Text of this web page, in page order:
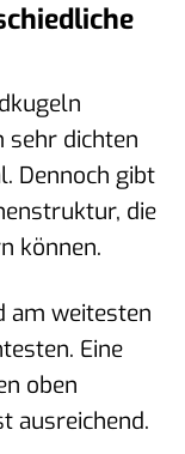
sehr dichten
Dennoch gibt
die
können.
am weitesten
Eine
oben
ausreichend.